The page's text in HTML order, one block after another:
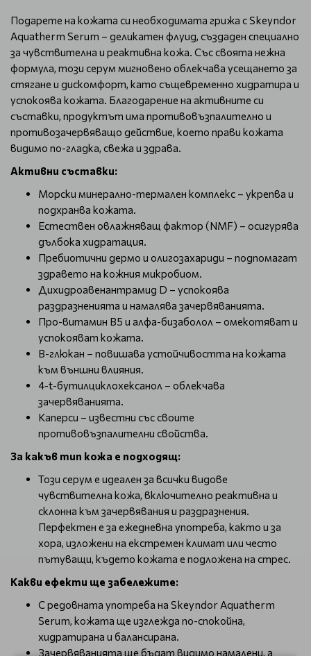
Подарете на кожата си необходимата грижа с Skeyndor
Aquatherm Serum – деликатен флуид, създаден специално
за чувствителна и реактивна кожа. Със своята нежна
формула, този серум мигновено облекчава усещането за
стягане и дискомфорт, като същевременно хидратира и
успокоява кожата. Благодарение на активните си
съставки, продуктът има противовъзпалително и
противозачервяващо действие, което прави кожата
видимо по-гладка, свежа и здрава.
Активни съставки:
Морски минерално-термален комплекс – укрепва и
подхранва кожата.
Естествен овлажняващ фактор (NMF) – осигурява
дълбока хидратация.
Пребиотични дермо и олигозахариди – подпомагат
здравето на кожния микробиом.
Дихидроавенантрамид D – успокоява
раздразненията и намалява зачервяванията.
Про-витамин B5 и алфа-бизаболол – омекотяват и
успокояват кожата.
B-глюкан – повишава устойчивостта на кожата
към външни влияния.
4-t-бутилциклохексанол – облекчава
зачервяванията.
Каперси – известни със своите
противовъзпалителни свойства.
За какъв тип кожа е подходящ:
Този серум е идеален за всички видове
чувствителна кожа, включително реактивна и
склонна към зачервявания и раздразнения.
Перфектен е за ежедневна употреба, както и за
хора, изложени на екстремен климат или често
пътуващи, където кожата е подложена на стрес.
Какви ефекти ще забележите:
С редовната употреба на Skeyndor Aquatherm
Serum, кожата ще изглежда по-спокойна,
хидратирана и балансирана.
Зачервяванията ще бъдат видимо намалени, а